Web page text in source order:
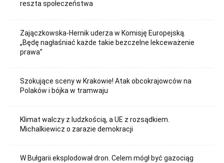
reszta społeczeństwa
Zajączkowska-Hernik uderza w Komisję Europejską.
„Będę nagłaśniać każde takie bezczelne lekceważenie
prawa”
Szokujące sceny w Krakowie! Atak obcokrajowców na
Polaków i bójka w tramwaju
Klimat walczy z ludzkością, a UE z rozsądkiem.
Michalkiewicz o zarazie demokracji
W Bułgarii eksplodował dron. Celem mógł być gazociąg